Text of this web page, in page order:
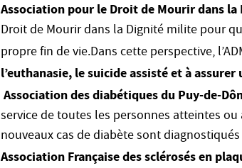
Association pour le Droit de Mourir dans la
Droit de Mourir dans la Dignité milite pour
propre fin de vie.Dans cette perspective,
l’euthanasie, le suicide assisté et à
Association des diabétiques du Puy-de-
service de toutes les personnes atteintes
nouveaux cas de diabète sont
Association Française des sclérosés en